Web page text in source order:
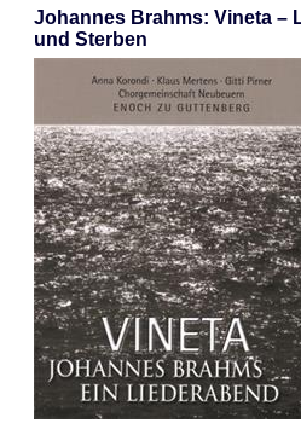
Johannes Brahms: Vineta –
und Sterben